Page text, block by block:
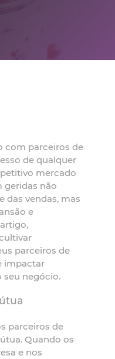
com parceiros de
de qualquer
mercado
geridas não
das vendas, mas
e
parceiros de
impactar
negócio.
parceiros de
Quando os
e nos